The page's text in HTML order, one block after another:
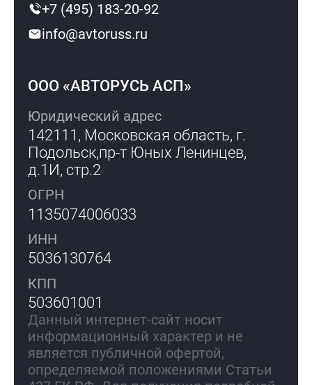
+7 (495) 183-20-92
info@avtoruss.ru
ООО «АВТОРУСЬ АСП»
Юридический адрес
142111, Московская область, г.
Подольск,пр-т Юных Ленинцев,
д.1И, стр.2
ОГРН
1135074006033
ИНН
5036130764
КПП
503601001
Данный интернет-сайт носит
информационный характер и не
является публичной офертой,
определяемой положениями Статьи